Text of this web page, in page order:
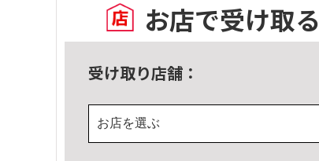
お店で受け取る
受け取り店舗：
お店を選ぶ